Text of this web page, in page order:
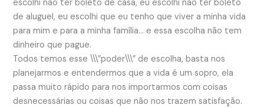
escolhi não ter boleto de casa, eu escolhi não ter boleto
de aluguel, eu escolhi que eu tenho que viver a minha vida
para mim e para a minha família… e essa escolha não tem
dinheiro que pague.
Todos temos esse \\\”poder\\\” de escolha, basta nos
planejarmos e entendermos que a vida é um sopro, ela
passa muito rápido para nos importarmos com coisas
desnecessárias ou coisas que não nos trazem satisfação.